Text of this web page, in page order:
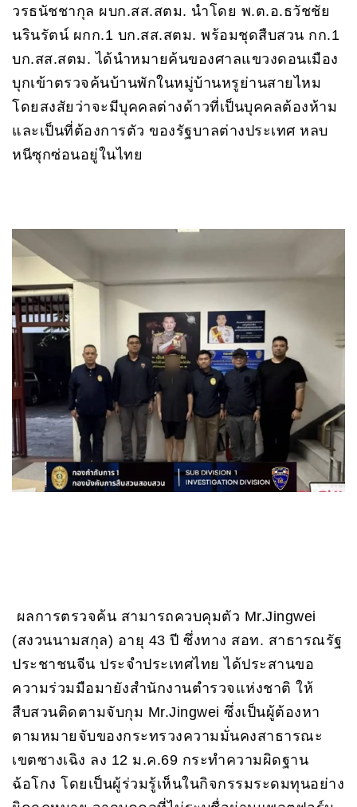
วรธนัชชากุล ผบก.สส.สตม. นำโดย พ.ต.อ.ธวัชชัย
นรินรัตน์ ผกก.1 บก.สส.สตม. พร้อมชุดสืบสวน กก.1
บก.สส.สตม. ได้นำหมายค้นของศาลแขวงดอนเมือง
บุกเข้าตรวจค้นบ้านพักในหมู่บ้านหรูย่านสายไหม
โดยสงสัยว่าจะมีบุคคลต่างด้าวที่เป็นบุคคลต้องห้าม
และเป็นที่ต้องการตัว ของรัฐบาลต่างประเทศ หลบ
หนีซุกซ่อนอยู่ในไทย
ผลการตรวจค้น สามารถควบคุมตัว Mr.Jingwei
(สงวนนามสกุล) อายุ 43 ปี ซึ่งทาง สอท. สาธารณรัฐ
ประชาชนจีน ประจำประเทศไทย ได้ประสานขอ
ความร่วมมือมายังสำนักงานตำรวจแห่งชาติ ให้
สืบสวนติดตามจับกุม Mr.Jingwei ซึ่งเป็นผู้ต้องหา
ตามหมายจับของกระทรวงความมั่นคงสาธารณะ
เขตซางเฉิง ลง 12 ม.ค.69 กระทำความผิดฐาน
ฉ้อโกง โดยเป็นผู้ร่วมรู้เห็นในกิจกรรมระดมทุนอย่าง